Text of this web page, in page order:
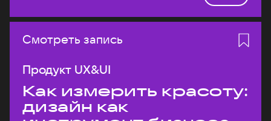
Смотреть запись
Продукт UX&UI
Как измерить красоту:
дизайн как